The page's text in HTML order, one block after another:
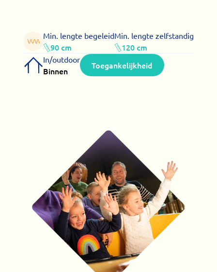
Min. lengte begeleid
90 cm
Min. lengte zelfstandig
120 cm
In/outdoor
Binnen
Toegankelijkheid